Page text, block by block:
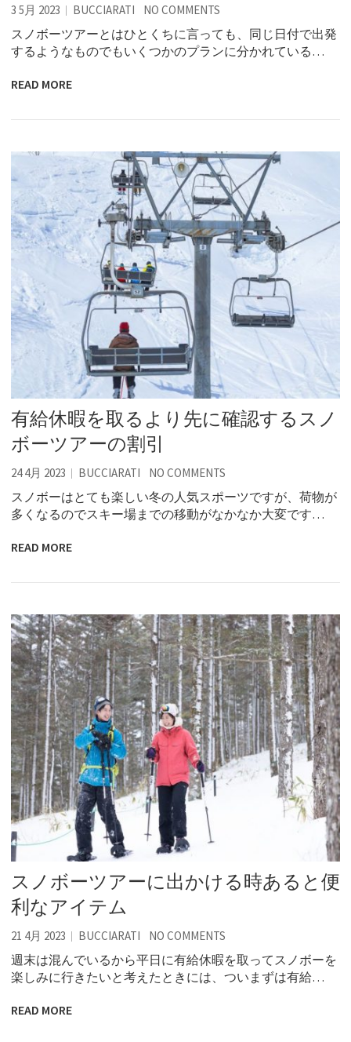
3 5月 2023 BUCCIARATI NO COMMENTS
スノボーツアーとはひとくちに言っても、同じ日付で出発
するようなものでもいくつかのプランに分かれている…
READ MORE
有給休暇を取るより先に確認するスノ
ボーツアーの割引
24 4月 2023 BUCCIARATI NO COMMENTS
スノボーはとても楽しい冬の人気スポーツですが、荷物が
多くなるのでスキー場までの移動がなかなか大変です…
READ MORE
スノボーツアーに出かける時あると便
利なアイテム
21 4月 2023 BUCCIARATI NO COMMENTS
週末は混んでいるから平日に有給休暇を取ってスノボーを
楽しみに行きたいと考えたときには、ついまずは有給…
READ MORE